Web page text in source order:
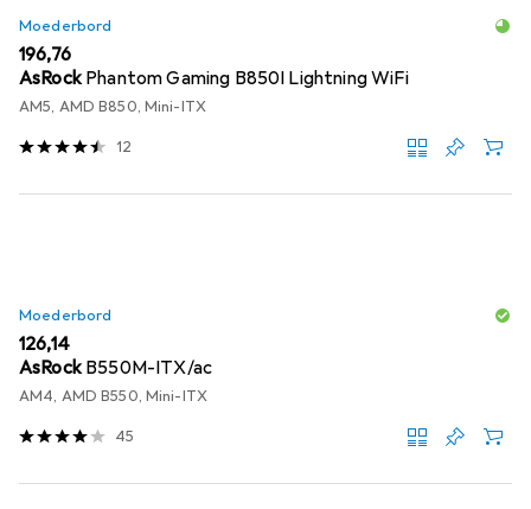
Moederbord
EUR
196,76
AsRock Phantom Gaming B850I Lightning WiFi
AM5, AMD B850, Mini-ITX
12
Moederbord
EUR
126,14
AsRock B550M-ITX/ac
AM4, AMD B550, Mini-ITX
45